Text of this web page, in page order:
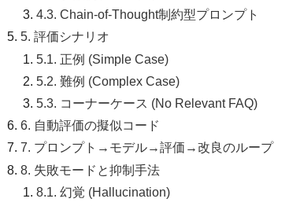
4.3. Chain-of-Thought制約型プロンプト
5. 評価シナリオ
5.1. 正例 (Simple Case)
5.2. 難例 (Complex Case)
5.3. コーナーケース (No Relevant FAQ)
6. 自動評価の擬似コード
7. プロンプト→モデル→評価→改良のループ
8. 失敗モードと抑制手法
8.1. 幻覚 (Hallucination)